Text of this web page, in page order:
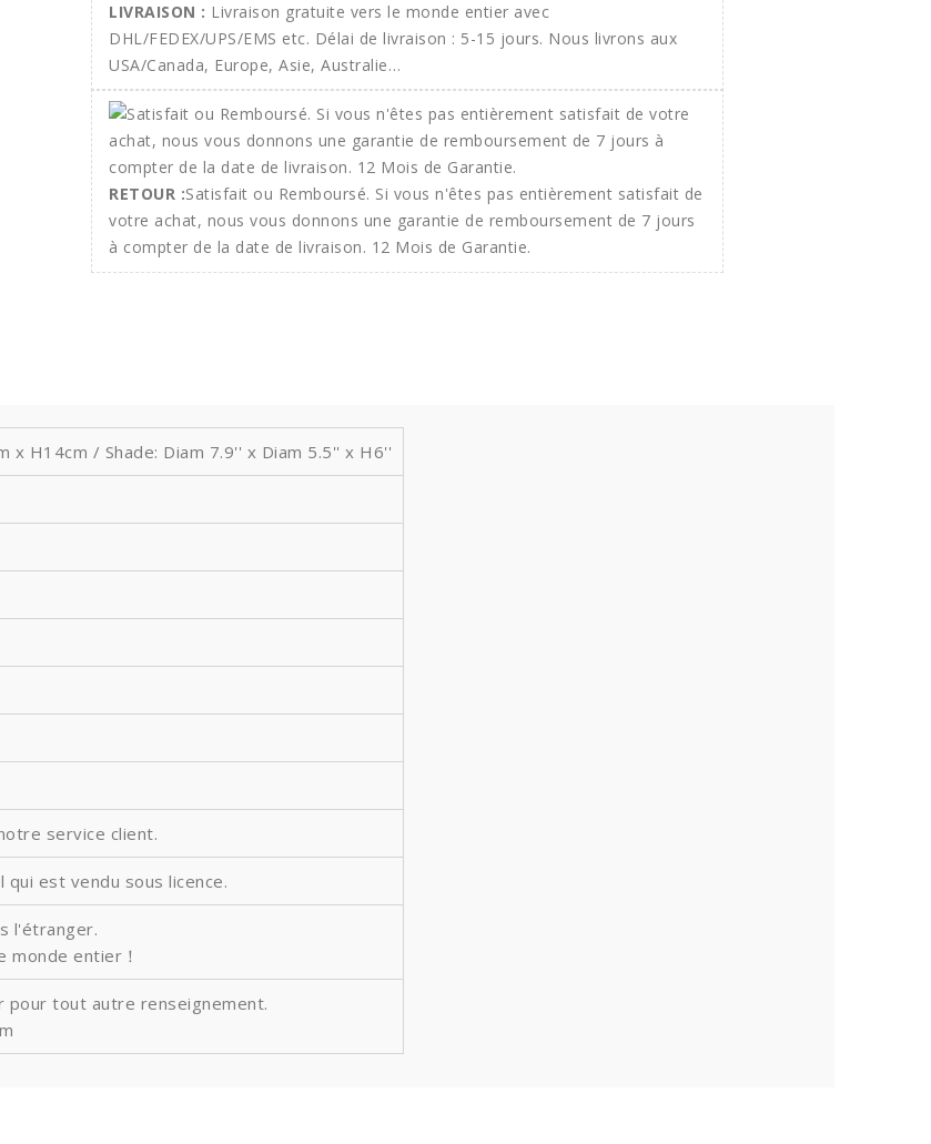
LIVRAISON : Livraison gratuite vers le monde entier avec
DHL/FEDEX/UPS/EMS etc. Délai de livraison : 5-15 jours. Nous livrons aux
USA/Canada, Europe, Asie, Australie…
RETOUR :Satisfait ou Remboursé. Si vous n'êtes pas entièrement satisfait de
votre achat, nous vous donnons une garantie de remboursement de 7 jours
à compter de la date de livraison. 12 Mois de Garantie.
x H14cm / Shade: Diam 7.9'' x Diam 5.5'' x H6''
service client.
est vendu sous licence.
l'étranger.
monde entier！
pour tout autre renseignement.